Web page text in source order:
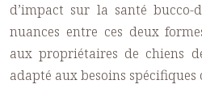
d’impact sur la santé bucco-
nuances entre ces deux
aux propriétaires de chiens
adapté aux besoins